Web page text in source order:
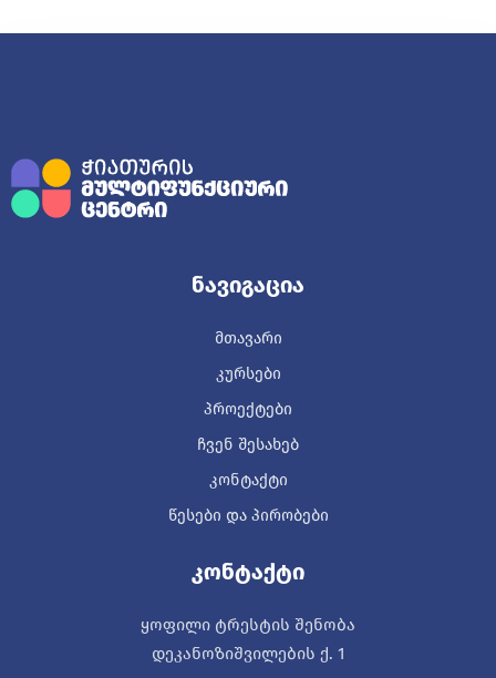
Ნავიგაცია
ᲛᲗᲐᲕᲐᲠᲘ
ᲙᲣᲠᲡᲔᲑᲘ
ᲞᲠᲝᲔᲥᲢᲔᲑᲘ
ᲩᲕᲔᲜ ᲨᲔᲡᲐᲮᲔᲑ
ᲙᲝᲜᲢᲐᲥᲢᲘ
ᲬᲔᲡᲔᲑᲘ ᲓᲐ ᲞᲘᲠᲝᲑᲔᲑᲘ
Კონტაქტი
ყოფილი ტრესტის შენობა
დეკანოზიშვილების ქ. 1